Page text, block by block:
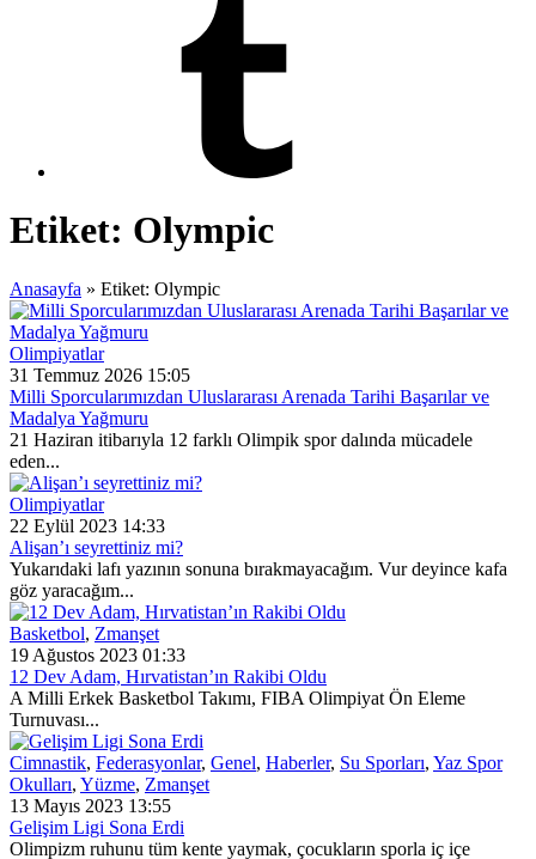
Etiket: Olympic
Anasayfa » Etiket: Olympic
Olimpiyatlar
31 Temmuz 2026 15:05
Milli Sporcularımızdan Uluslararası Arenada Tarihi Başarılar ve
Madalya Yağmuru
21 Haziran itibarıyla 12 farklı Olimpik spor dalında mücadele
eden...
Olimpiyatlar
22 Eylül 2023 14:33
Alişan’ı seyrettiniz mi?
Yukarıdaki lafı yazının sonuna bırakmayacağım. Vur deyince kafa
göz yaracağım...
Basketbol, Zmanşet
19 Ağustos 2023 01:33
12 Dev Adam, Hırvatistan’ın Rakibi Oldu
A Milli Erkek Basketbol Takımı, FIBA Olimpiyat Ön Eleme
Turnuvası...
Cimnastik, Federasyonlar, Genel, Haberler, Su Sporları, Yaz Spor
Okulları, Yüzme, Zmanşet
13 Mayıs 2023 13:55
Gelişim Ligi Sona Erdi
Olimpizm ruhunu tüm kente yaymak, çocukların sporla iç içe